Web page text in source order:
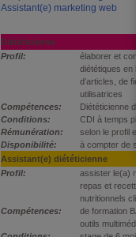
Assistant(e) marketing web
Diététicienne
Profil:
élaborer et
diététiques en
d’articles, de
utilisatrices
Compétences:
Diététicienne
Conditions:
CDI à temps
Rémunération:
selon le profil
Disponibilité:
à compter de
Assistant(e) diététicienne
Profil:
assister le(a)
repas et
nutritionnels
Compétences:
de formation
outils